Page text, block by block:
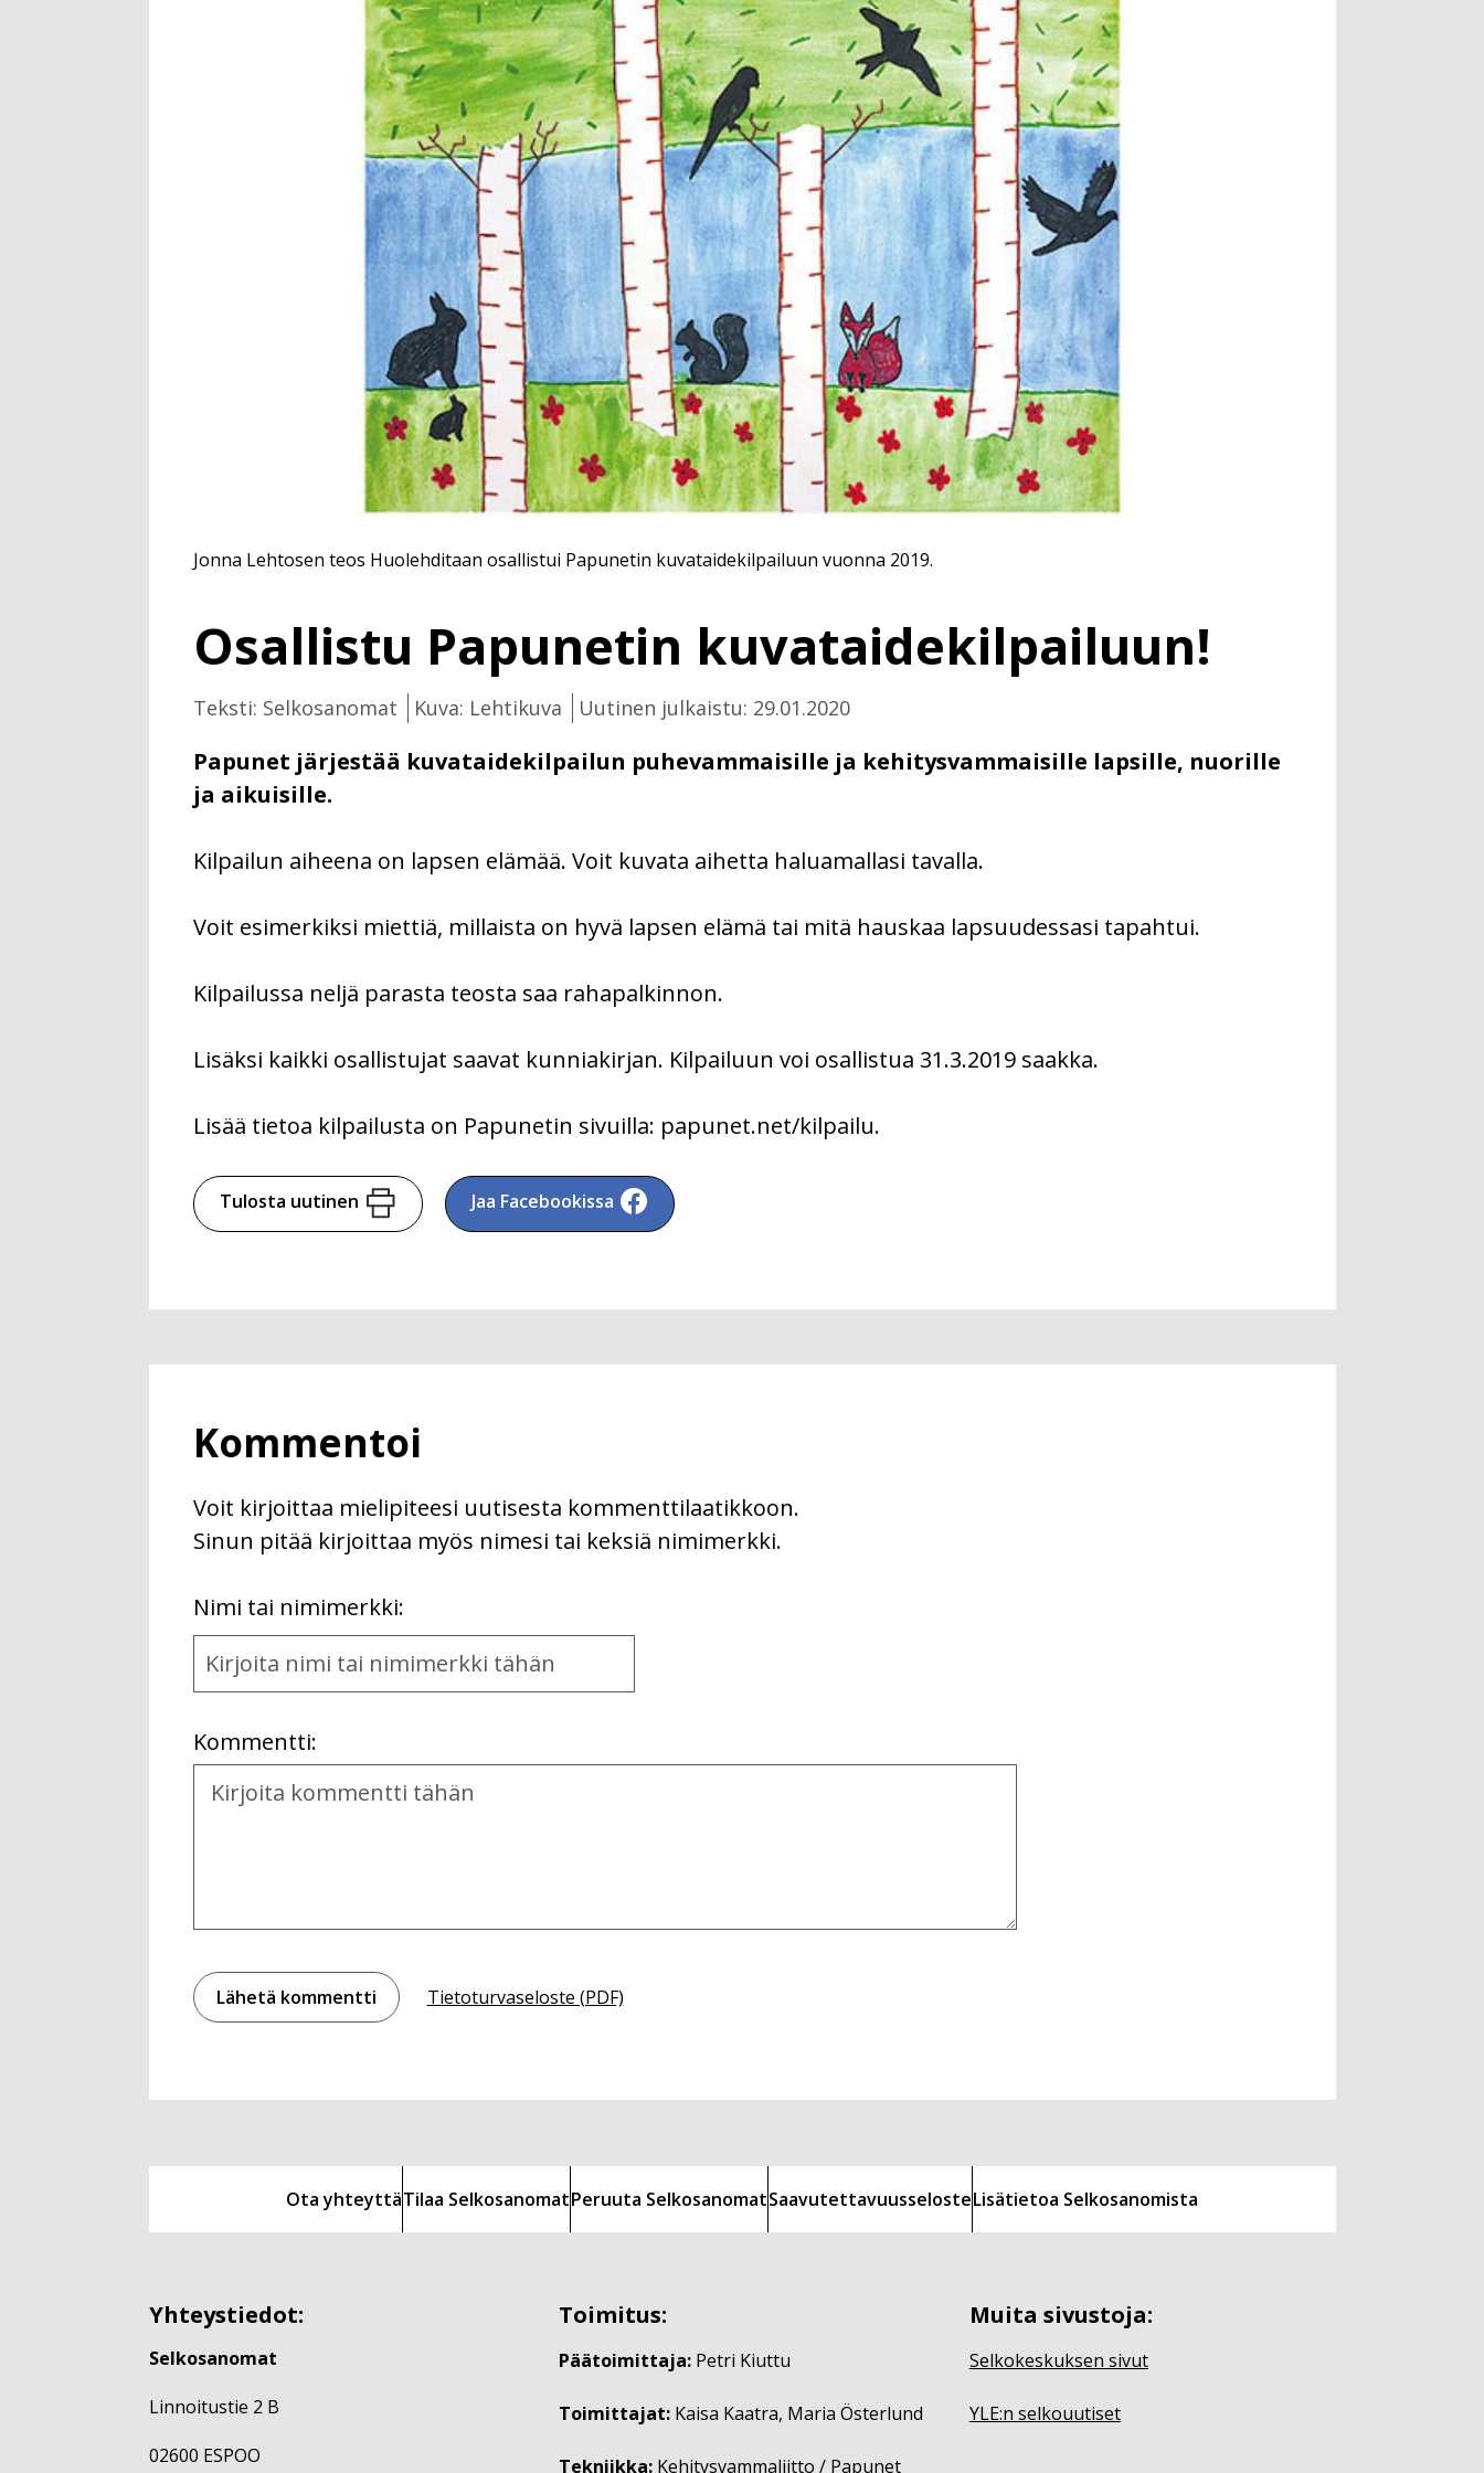
Osallistu Papunetin kuvataidekilpailuun!
Teksti: Selkosanomat Kuva: Lehtikuva Uutinen julkaistu: 29.01.2020
Papunet järjestää kuvataidekilpailun puhevammaisille ja kehitysvammaisille lapsille, nuorille
ja aikuisille.
Jonna Lehtosen teos Huolehditaan osallistui Papunetin kuvataidekilpailuun vuonna 2019.
Kilpailun aiheena on lapsen elämää. Voit kuvata aihetta haluamallasi tavalla.
Voit esimerkiksi miettiä, millaista on hyvä lapsen elämä tai mitä hauskaa lapsuudessasi tapahtui.
Kilpailussa neljä parasta teosta saa rahapalkinnon.
Lisäksi kaikki osallistujat saavat kunniakirjan. Kilpailuun voi osallistua 31.3.2019 saakka.
Lisää tietoa kilpailusta on Papunetin sivuilla: papunet.net/kilpailu.
Tulosta uutinen Jaa Facebookissa
Kommentoi
Voit kirjoittaa mielipiteesi uutisesta kommenttilaatikkoon.
Sinun pitää kirjoittaa myös nimesi tai keksiä nimimerkki.
Nimi tai nimimerkki:First
Name
and
Kommentti:
Kommentti
Tietoturvaseloste (PDF)
Ota yhteyttäTilaa SelkosanomatPeruuta SelkosanomatSaavutettavuusselosteLisätietoa Selkosanomista
Yhteystiedot:
Selkosanomat
Linnoitustie 2 B
02600 ESPOO
Toimitus:
Päätoimittaja: Petri Kiuttu
Toimittajat: Kaisa Kaatra, Maria Österlund
Tekniikka: Kehitysvammaliitto / Papunet
Muita sivustoja:
Selkokeskuksen sivut
YLE:n selkouutiset